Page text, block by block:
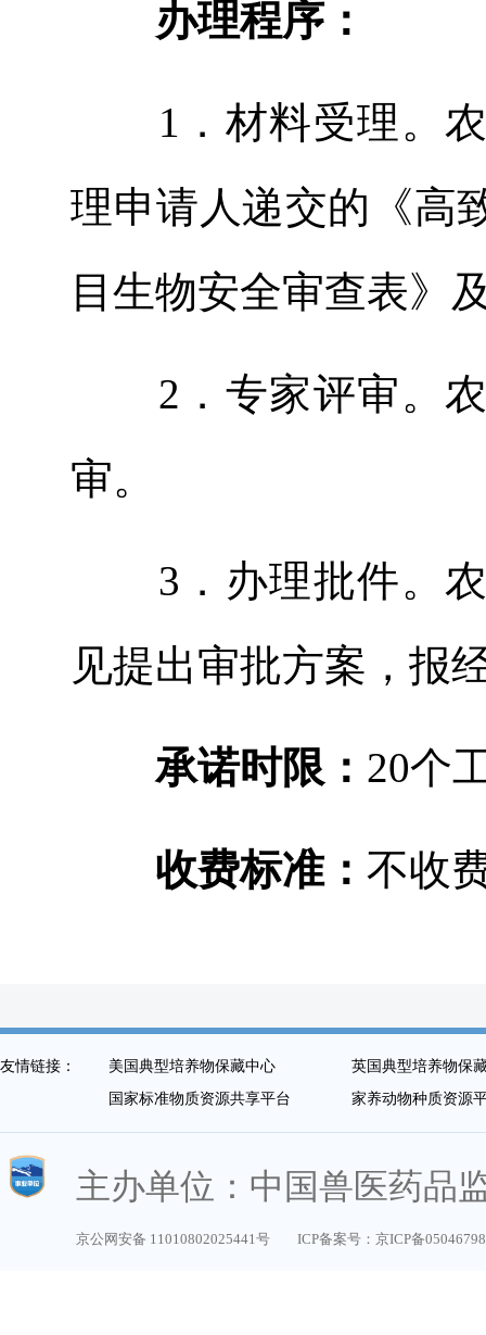
办理程序：
1 ．材料受理。
理申请人递交的《高
目生物安全审查表》
2 ．专家评审。
审。
3 ．办理批件。
见提出审批方案，报
承诺时限： 20个
收费标准： 不收
友情链接： 美国典型培养物保藏中心
英国典型培养物保
国家标准物质资源共享平台
家养动物种质资源
主办单位：中国兽医药品
京公网安备 11010802025441号 ICP备案号：京ICP备